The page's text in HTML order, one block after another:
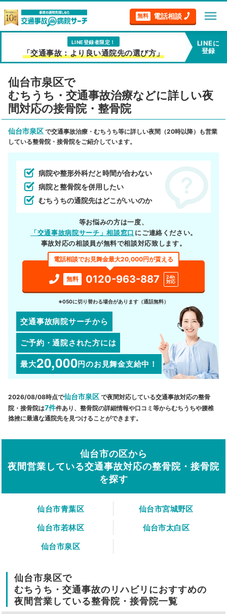
無料 電話相談 menu
LINE登録者限定！
「交通事故：より良い通院先の選び方」
LINEに
登録
仙台市泉区で
むちうち・交通事故治療などに詳しい夜
間対応の接骨院・整骨院
仙台市泉区 で交通事故治療・むちうち等に詳しい夜間（20時以降）も営業
している整骨院・接骨院をご紹介しています。
病院や整形外科だと時間が合わない
病院と整骨院を併用したい
むちうちの通院先はどこがいいのか
等お悩みの方は一度、
「交通事故病院サーチ」相談窓口 にご連絡ください。
事故対応の相談員が無料で相談対応致します。
電話相談でお見舞金最大20,000円が貰える
無料 0120-963-887
24h
対応
※050に切り替わる場合があります（通話無料）
交通事故病院サーチから
ご予約・通院された方には
最大20,000円のお見舞金支給中！
2026/08/08時点で仙台市泉区 で夜間対応している交通事故対応の整骨
院・接骨院は7件件あり、整骨院の詳細情報や口コミ等からむちうちや腰椎
捻挫に最適な通院先を見つけることができます。
仙台市の区から
夜間営業している交通事故対応の整骨院・接骨院
を探す
仙台市青葉区
仙台市宮城野区
仙台市若林区
仙台市太白区
仙台市泉区
仙台市泉区で
むちうち・交通事故のリハビリにおすすめの
夜間営業している整骨院・接骨院一覧